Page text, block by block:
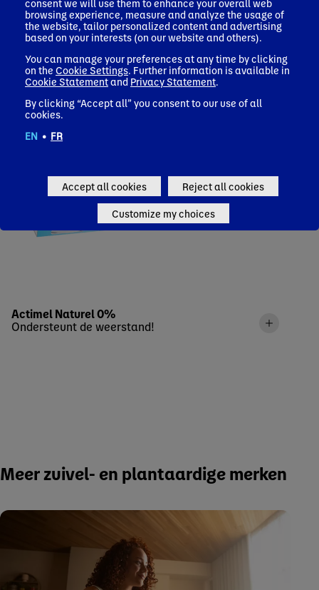
Ondersteunt de weerstand!
Actimel Naturel 0%​
Meer zuivel- en plantaardige merken
browsing experience, measure and analyze the usage of
the website, tailor personalized content and advertising
based on your interests (on our website and others).
You can manage your preferences at any time by clicking
on the Cookie Settings . Further information is available in
Cookie Statementand Privacy Statement
By clicking “Accept all” you consent to our use of all
cookies.
EN • FR
Accept all cookies Reject all cookies
Customize my choices